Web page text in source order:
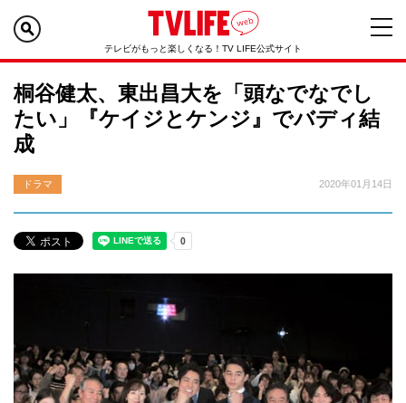
テレビがもっと楽しくなる！TV LIFE公式サイト
桐谷健太、東出昌大を「頭なでなでし
たい」『ケイジとケンジ』でバディ結
成
ドラマ 2020年01月14日